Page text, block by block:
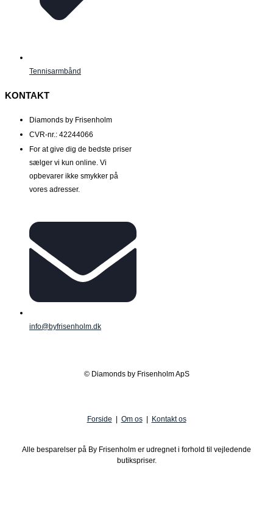
Tennisarmbånd
KONTAKT
Diamonds by Frisenholm
CVR-nr.: 42244066
For at give dig de bedste priser
sælger vi kun online. Vi
opbevarer ikke smykker på
vores adresser.
info@byfrisenholm.dk
© Diamonds by Frisenholm ApS
Forside Om os| Kontakt os
Alle besparelser på By Frisenholm er udregnet i forhold til vejledende
butikspriser.